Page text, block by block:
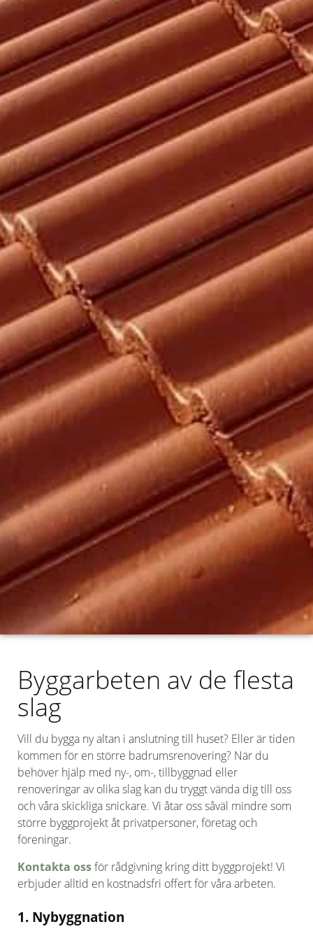
Byggarbeten av de flesta
slag
Vill du bygga ny altan i anslutning till huset? Eller är tiden
kommen för en större badrumsrenovering? När du
behöver hjälp med ny-, om-, tillbyggnad eller
renoveringar av olika slag kan du tryggt vända dig till oss
och våra skickliga snickare. Vi åtar oss såväl mindre som
större byggprojekt åt privatpersoner, företag och
föreningar.
Kontakta ossför rådgivning kring ditt byggprojekt! Vi
erbjuder alltid en kostnadsfri offert för våra arbeten.
1. Nybyggnation